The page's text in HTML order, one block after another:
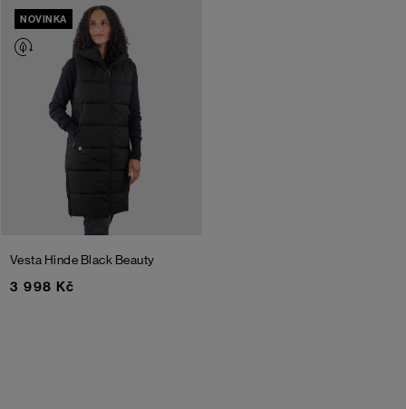
NOVINKA
Vesta Hinde Black Beauty
3 998 Kč